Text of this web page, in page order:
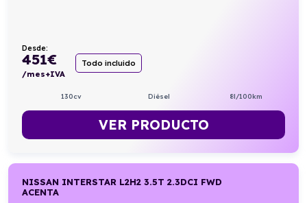
Desde:
451€
/mes+IVA
Todo incluido
130cv Diésel 8l/100km
VER PRODUCTO
NISSAN INTERSTAR L2H2 3.5T 2.3DCI FWD
ACENTA